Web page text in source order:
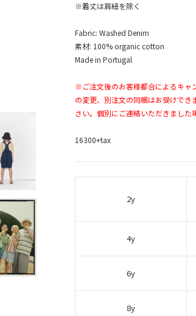
※着丈は肩紐を除く
Fabric: Washed Denim
素材: 100% organic cotton
Made in Portugal
※ご注文後のお客様都合によるキャ
の変更、別注文の同梱はお受けで
さい。個別にご連絡いただきまし
16300+tax
2y
4y
6y
8y